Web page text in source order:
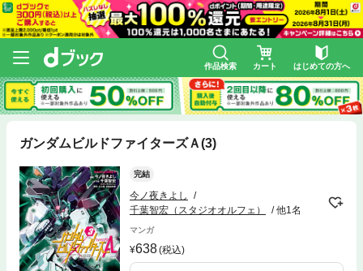
作品検索 カート はじめての方へ
ガンダムビルドファイターズＡ(3)
完結
今ノ夜きよし
千葉智宏（スタジオオルフェ）
他1名
マンガ
638(税込)